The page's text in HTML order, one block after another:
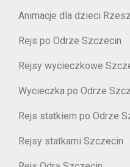
Animacje dla dzieci
Rejs po Odrze Szczecin
Rejsy wycieczkowe
Wycieczka po Odrze
Rejs statkiem po Odrze
Rejsy statkami Szczecin